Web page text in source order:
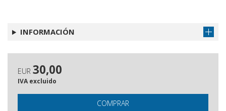
INFORMACIÓN
EUR 30,00
IVA excluido
COMPRAR